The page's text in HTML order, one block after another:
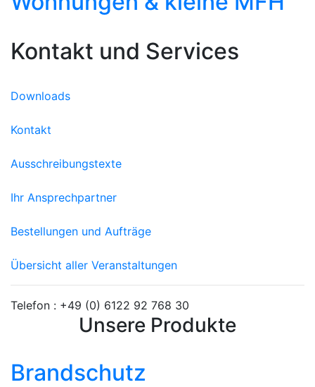
Kontakt und Services
Downloads
Kontakt
Ausschreibungstexte
Ihr Ansprechpartner
Bestellungen und Aufträge
Übersicht aller Veranstaltungen
Telefon : +49 (0) 6122 92 768 30
Unsere Produkte
Brandschutz